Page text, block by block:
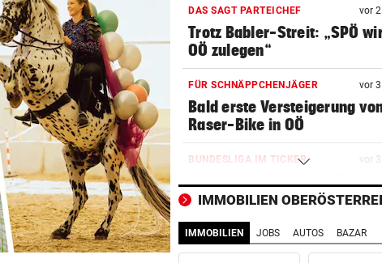
DAS SAGT PARTEICHEF vor
Trotz Babler-Streit: „SPÖ
OÖ zulegen“
FÜR SCHNÄPPCHENJÄGER vor
Bald erste Versteigerung
Raser-Bike in OÖ
BUNDESLIGA IM TICKER vor
Ried gegen Rapid ab 17 Uhr
Austria Wien gegen LASK ab
Uhr LIVE
IMMOBILIEN
IMMOBILIEN JOBS AUTOS BAZAR